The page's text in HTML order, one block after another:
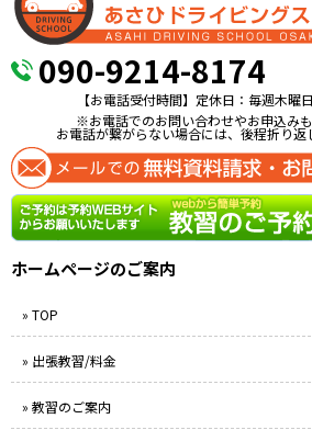
090-9214-8174
【お電話受付時間】定休日：毎週木
※お電話でのお問い合わせやお申込みも
お電話が繋がらない場合には、後程折り返
ホームページのご案内
» TOP
» 出張教習/料金
» 教習のご案内